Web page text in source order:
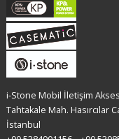
i-Stone Mobil İletişim
Tahtakale Mah. Hasırcılar
İstanbul